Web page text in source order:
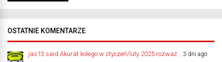
OSTATNIE KOMENTARZE
jas13 said Akurat kolego w styczeń/luty 2025 rozważ... 3 dni ago